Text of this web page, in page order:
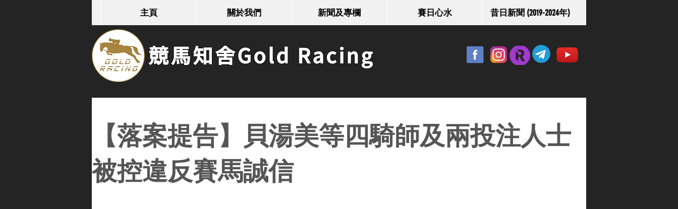
主頁 關於我們 新聞及專欄 賽日心水 昔日新聞 (2019-2024年)
競馬知舍Gold Racing
【落案提告】貝湯美等四騎師及兩投注人士
被控違反賽馬誠信